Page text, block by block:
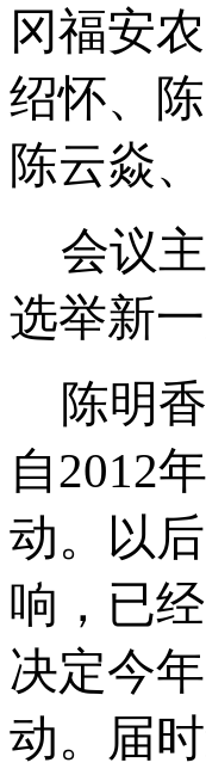
冈福安
绍怀、
陈云焱
会议
选举新
陈明
自2012
动。以
响，已
决定今年
动。届